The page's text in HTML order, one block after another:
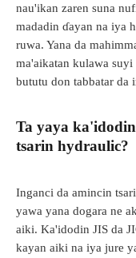
nau'ikan zaren suna
madadin ɗayan na iya
ruwa. Yana da
ma'aikatan kulawa
bututu don tabbatar da
Ta yaya
tsarin hydraulic?
Inganci da amincin
yawa yana dogara ne
aiki. Ka'idodin JIS da
kayan aiki na iya jure